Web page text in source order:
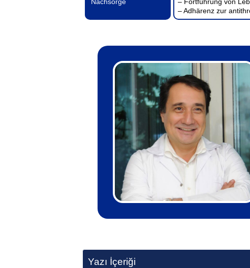
Nachsorge
– Fortführung von
– Adhärenz zur
Yazı İçeriği